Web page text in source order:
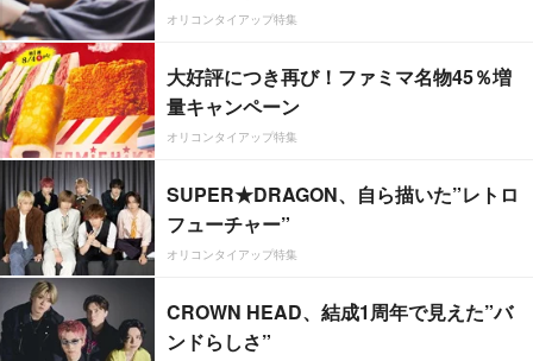
オリコンタイアップ特集
大好評につき再び！ファミマ名物45％増
量キャンペーン
オリコンタイアップ特集
SUPER★DRAGON、自ら描いた”レトロ
フューチャー”
オリコンタイアップ特集
CROWN HEAD、結成1周年で見えた”バ
ンドらしさ”